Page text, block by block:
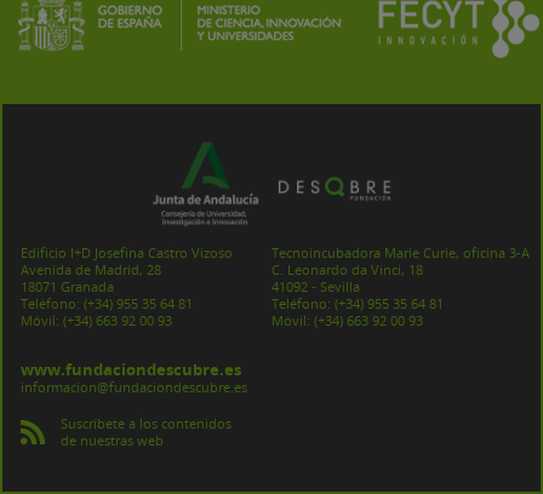
Edificio I+D Josefina Castro Vizoso
Avenida de Madrid, 28
18071 Granada
Teléfono: (+34) 955 35 64 81
Móvil: (+34) 663 92 00 93
Tecnoincubadora Marie Curie, oficina 3-A
C. Leonardo da Vinci, 18
41092 - Sevilla
Teléfono: (+34) 955 35 64 81
Móvil: (+34) 663 92 00 93
www.fundaciondescubre.es
informacion@fundaciondescubre.es
Suscríbete a los contenidos
de nuestras web